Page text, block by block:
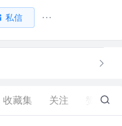
私信
收藏集 关注 22